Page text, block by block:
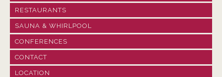
RESTAURANTS
SAUNA & WHIRLPOOL
CONFERENCES
CONTACT
LOCATION